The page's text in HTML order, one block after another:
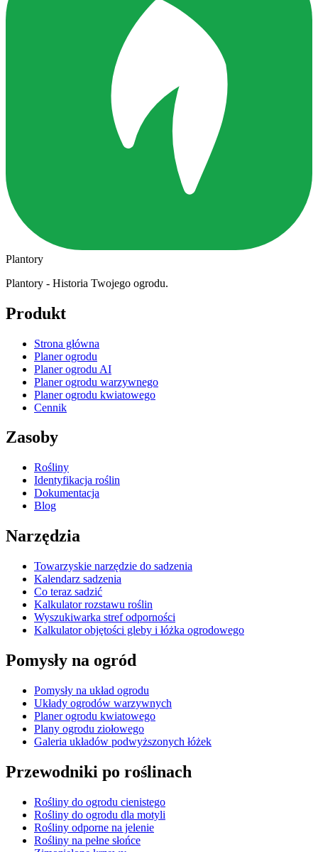
Plantory
Plantory - Historia Twojego ogrodu.
Produkt
Strona główna
Planer ogrodu
Planer ogrodu AI
Planer ogrodu warzywnego
Planer ogrodu kwiatowego
Cennik
Zasoby
Rośliny
Identyfikacja roślin
Dokumentacja
Blog
Narzędzia
Towarzyskie narzędzie do sadzenia
Kalendarz sadzenia
Co teraz sadzić
Kalkulator rozstawu roślin
Wyszukiwarka stref odporności
Kalkulator objętości gleby i łóżka ogrodowego
Pomysły na ogród
Pomysły na układ ogrodu
Układy ogrodów warzywnych
Planer ogrodu kwiatowego
Plany ogrodu ziołowego
Galeria układów podwyższonych łóżek
Przewodniki po roślinach
Rośliny do ogrodu cienistego
Rośliny do ogrodu dla motyli
Rośliny odporne na jelenie
Rośliny na pełne słońce